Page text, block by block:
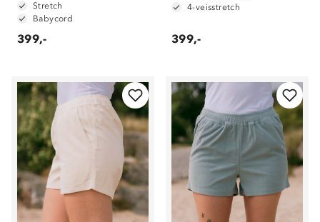
Stretch
Babycord
399,-
4-veisstretch
399,-